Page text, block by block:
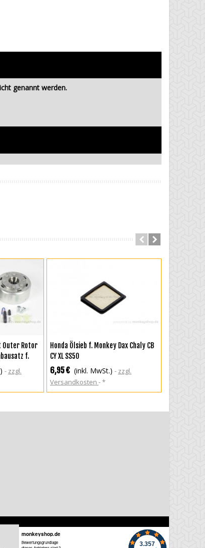
genannt werden.
Outer Rotor
f.
zzgl.
IN DEN WARENKORB
Honda Ölsieb f. Monkey Dax Chaly CB
CY XL SS50
6,95 € (inkl. MwSt.)
zzgl.
Versandkosten
*